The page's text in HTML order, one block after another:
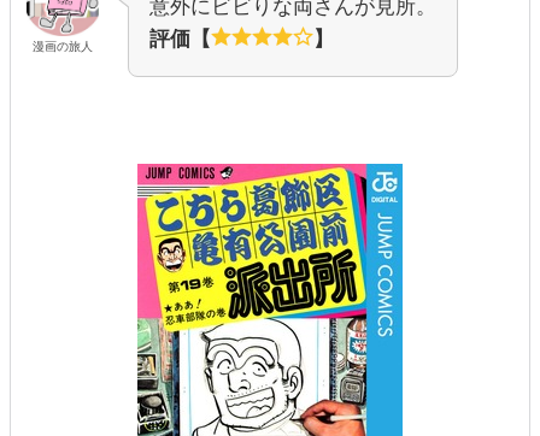
漫画の旅人
意外にビビりな両さんが見所。
評価【
】